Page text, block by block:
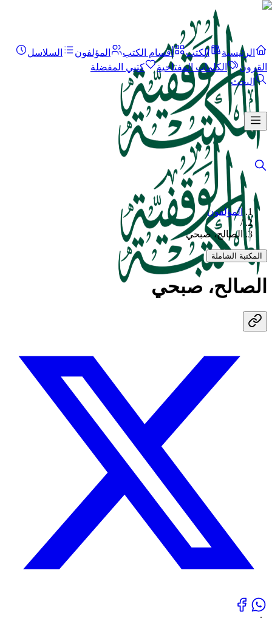
الرئيسية الكتب أقسام الكتب المؤلفون
السلاسل
القرون
الكلمات المفتاحية
كتبي المفضلة
البحث
المؤلفون
/
الصالح، صبحي
المكتبة الشاملة
الصالح، صبحي